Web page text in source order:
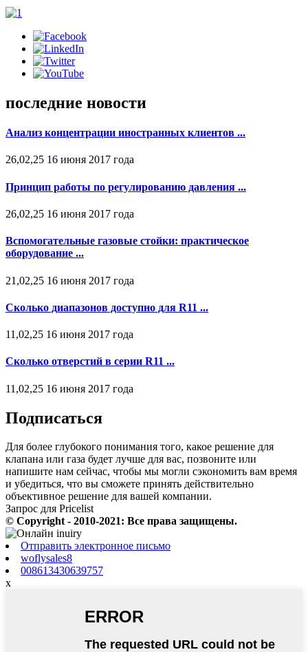
последние новости
Анализ концентрации иностранных клиентов ...
26,02,25 16 июня 2017 года
Принцип работы по регулированию давления ...
26,02,25 16 июня 2017 года
Вспомогательные газовые стойки: практическое
оборудование ...
21,02,25 16 июня 2017 года
Сколько диапазонов доступно для R11 ...
11,02,25 16 июня 2017 года
Сколько отверстий в серии R11 ...
11,02,25 16 июня 2017 года
Подписаться
Для более глубокого понимания того, какое решение для
клапана или газа будет лучше для вас, позвоните или
напишите нам сейчас, чтобы мы могли сэкономить вам время
и убедиться, что вы сможете принять действительно
объективное решение для вашей компании.
Запрос для Pricelist
© Copyright - 2010-2021: Все права защищены.
Отправить электронное письмо
woflysales8
008613430639757
x